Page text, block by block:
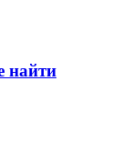
найти